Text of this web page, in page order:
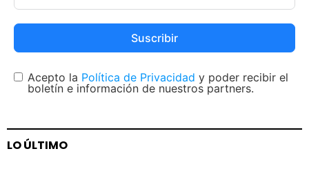
Suscribir
Acepto la Política de Privacidad y poder recibir el
boletín e información de nuestros partners.
LO ÚLTIMO